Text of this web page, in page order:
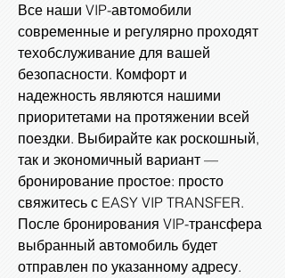
Все наши VIP-автомобили
современные и регулярно проходят
техобслуживание для вашей
безопасности. Комфорт и
надежность являются нашими
приоритетами на протяжении всей
поездки. Выбирайте как роскошный,
так и экономичный вариант —
бронирование простое: просто
свяжитесь с EASY VIP TRANSFER.
После бронирования VIP-трансфера
выбранный автомобиль будет
отправлен по указанному адресу.